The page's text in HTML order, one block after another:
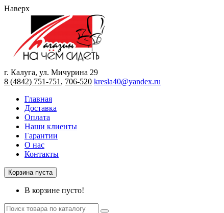
Наверх
г. Калуга, ул. Мичурина 29
8 (4842) 751-751 , 706-520 kresla40@yandex.ru
Главная
Доставка
Оплата
Наши клиенты
Гарантии
О нас
Контакты
Корзина пуста
В корзине пусто!